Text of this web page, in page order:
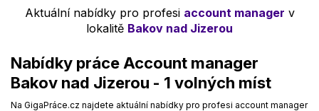
Aktuální nabídky pro profesi account manager v
lokalitě Bakov nad Jizerou
Nabídky práce Account manager
Bakov nad Jizerou - 1 volných míst
Na GigaPráce.cz najdete aktuální nabídky pro profesi account manager